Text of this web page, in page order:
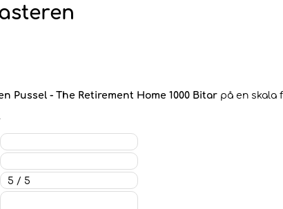
Pussel - The Retirement Home 1000 Bitar på en skala